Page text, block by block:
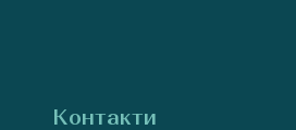
Контакти